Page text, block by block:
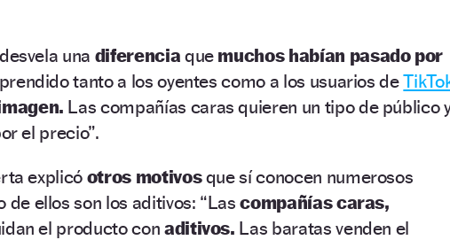
una diferencia que muchos habían pasado por
tanto a los oyentes como a los usuarios de
Las compañías caras quieren un tipo de público
el precio”.
explicó otros motivosque sí conocen numerosos
de ellos son los aditivos: “Lascompañías caras,
el producto con aditivos. Las baratas venden el